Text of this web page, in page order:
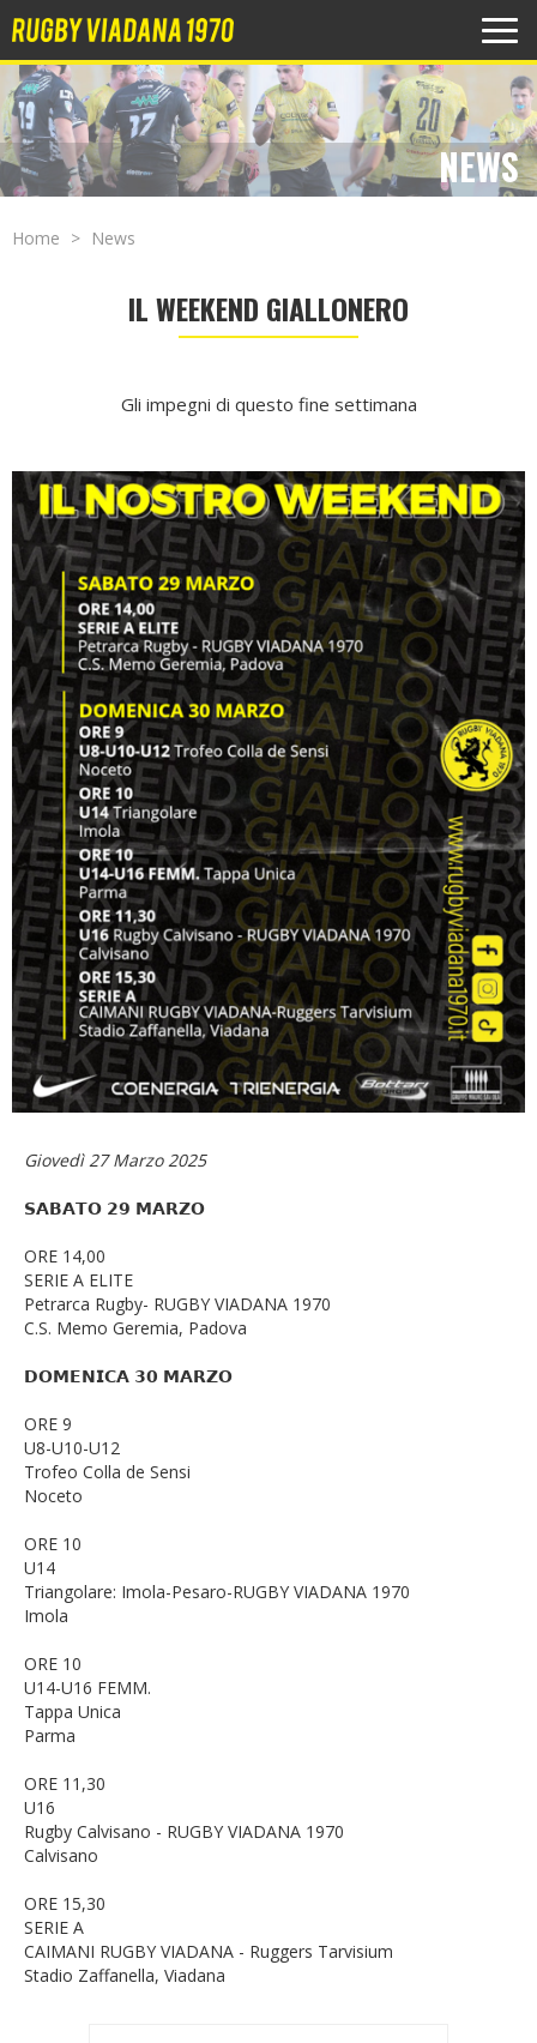
NEWS
Home News
IL WEEKEND GIALLONERO
Gli impegni di questo fine settimana
Giovedì 27 Marzo 2025
𝗦𝗔𝗕𝗔𝗧𝗢 𝟮𝟵 𝗠𝗔𝗥𝗭𝗢
ORE 14,00
SERIE A ELITE
Petrarca Rugby- RUGBY VIADANA 1970
C.S. Memo Geremia, Padova
𝗗𝗢𝗠𝗘𝗡𝗜𝗖𝗔 𝟯𝟬 𝗠𝗔𝗥𝗭𝗢
ORE 9
U8-U10-U12
Trofeo Colla de Sensi
Noceto
ORE 10
U14
Triangolare: Imola-Pesaro-RUGBY VIADANA 1970
Imola
ORE 10
U14-U16 FEMM.
Tappa Unica
Parma
ORE 11,30
U16
Rugby Calvisano - RUGBY VIADANA 1970
Calvisano
ORE 15,30
SERIE A
CAIMANI RUGBY VIADANA - Ruggers Tarvisium
Stadio Zaffanella, Viadana